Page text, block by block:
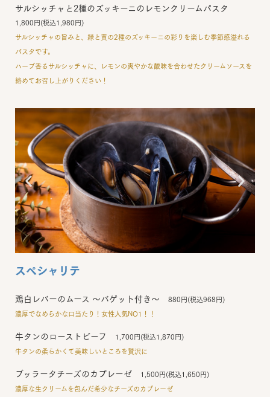
サルシッチャと2種のズッキーニのレモンクリームパスタ
1,800円(税込1,980円)
サルシッチャの旨みと、緑と黄の2種のズッキーニの彩りを楽しむ季節感溢れる
パスタです。
ハーブ香るサルシッチャに、レモンの爽やかな酸味を合わせたクリームソースを
絡めてお召し上がりください！
スペシャリテ
鶏白レバーのムース ～バゲット付き～
880円(税込968円)
濃厚でなめらかな口当たり！女性人気NO1！！
牛タンのローストビーフ
1,700円(税込1,870円)
牛タンの柔らかくて美味しいところを贅沢に
ブッラータチーズのカプレーゼ
1,500円(税込1,650円)
濃厚な生クリームを包んだ希少なチーズのカプレーゼ